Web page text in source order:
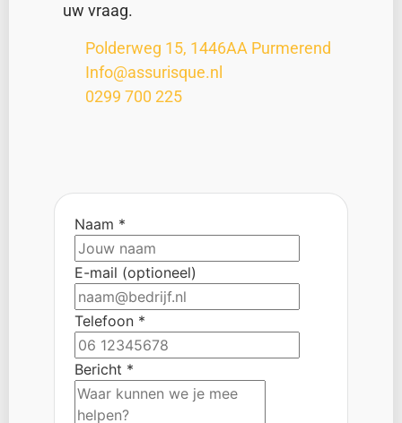
uw vraag.
Polderweg 15, 1446AA Purmerend
Info@assurisque.nl
0299 700 225
Naam *
E-mail (optioneel)
Telefoon *
Bericht *